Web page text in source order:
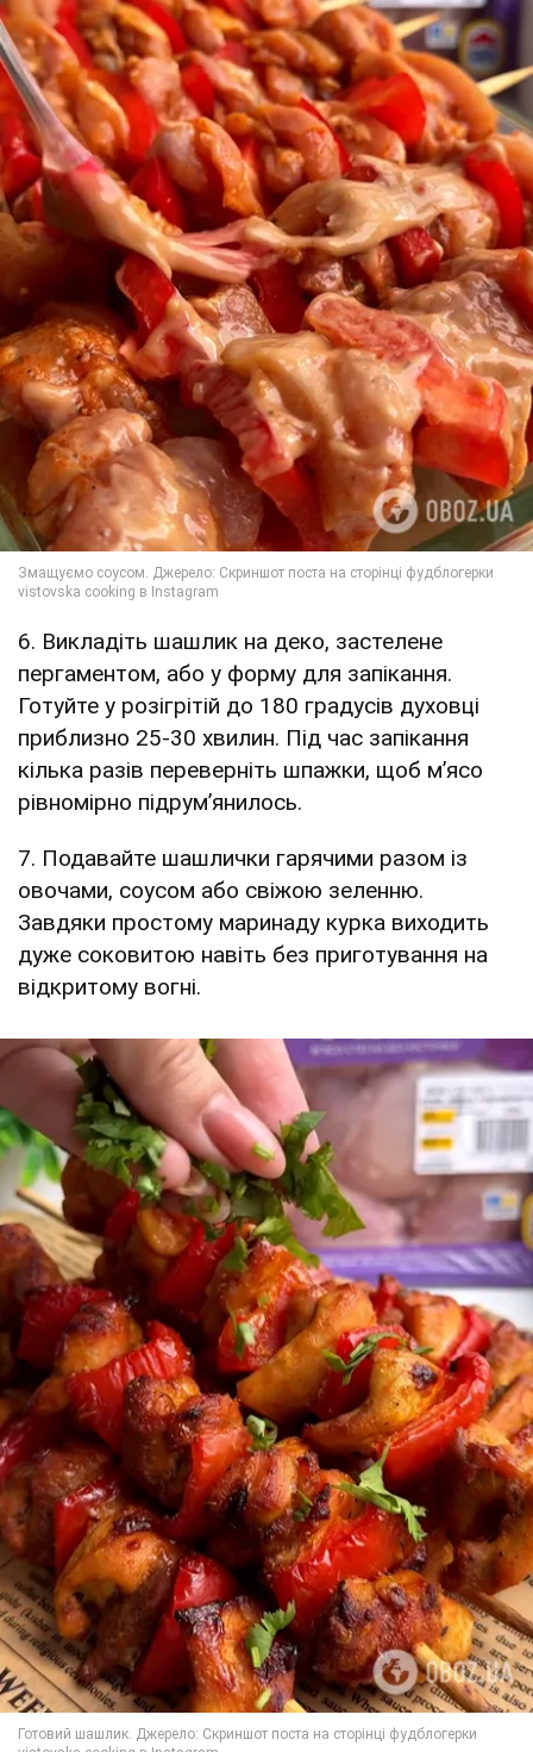
6. Викладіть шашлик на деко, застелене
пергаментом, або у форму для запікання.
Готуйте у розігрітій до 180 градусів духовці
приблизно 25-30 хвилин. Під час запікання
кілька разів переверніть шпажки, щоб м’ясо
рівномірно підрум’янилось.
7. Подавайте шашлички гарячими разом із
овочами, соусом або свіжою зеленню.
Завдяки простому маринаду курка виходить
дуже соковитою навіть без приготування на
відкритому вогні.